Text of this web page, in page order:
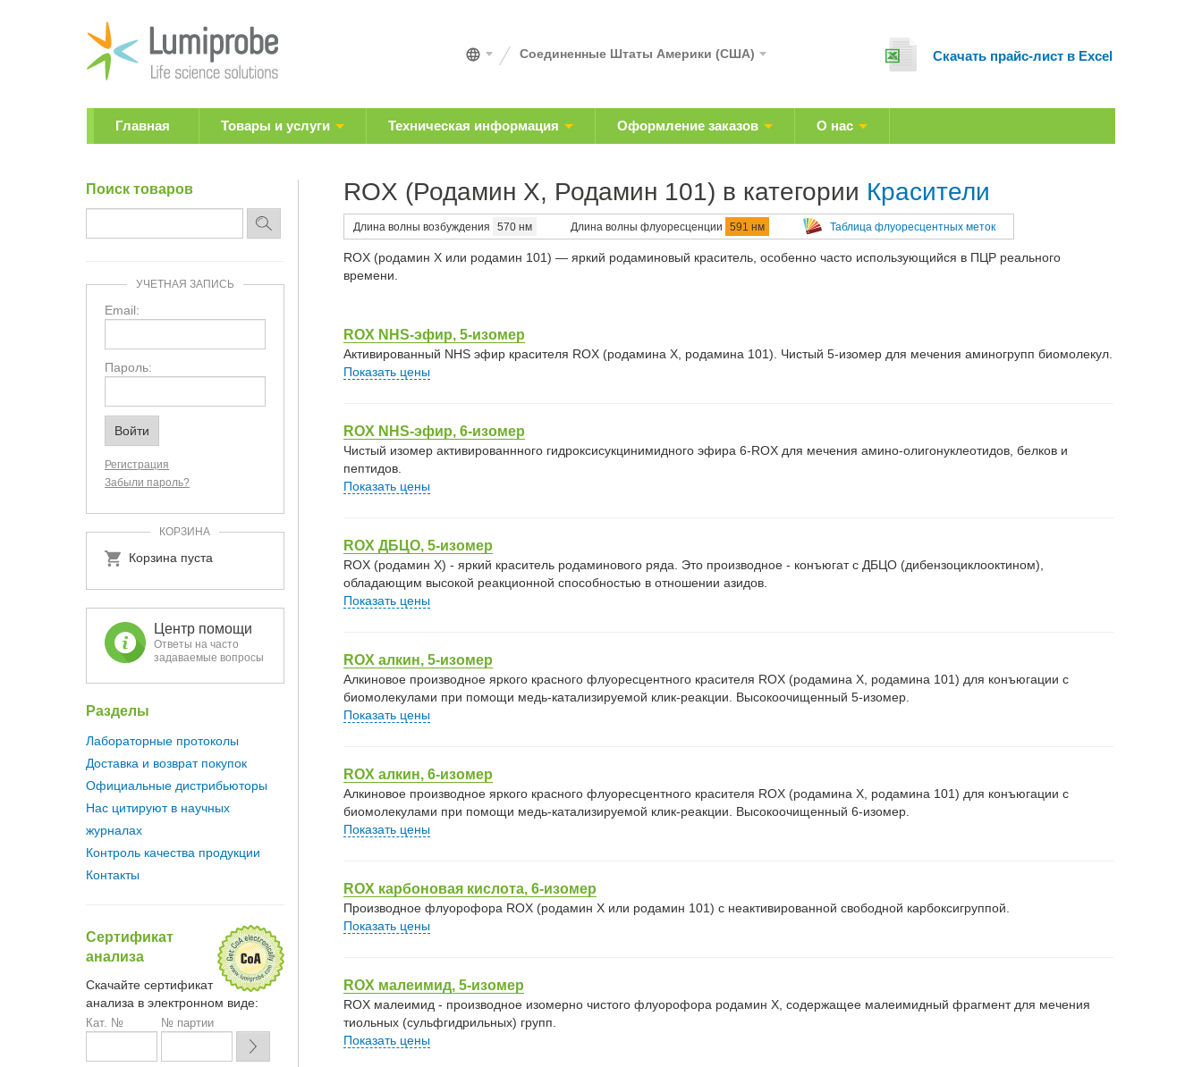
Cкачать прайс-лист в Excel
Соединенные Штаты Америки (США)
Главная Товары и услуги Техническая информация Оформление заказов О нас
ROX (Родамин X, Родамин 101) в категории Красители
Длина волны возбуждения 570 нм Длина волны флуоресценции 591 нм Таблица флуоресцентных меток
ROX (родамин X или родамин 101) — яркий родаминовый краситель, особенно часто использующийся в ПЦР реального
времени.
ROX NHS-эфир, 5-изомер
Активированный NHS эфир красителя ROX (родамина X, родамина 101). Чистый 5-изомер для мечения аминогрупп биомолекул.
Показать цены
ROX NHS-эфир, 6-изомер
Чистый изомер активированнного гидроксисукцинимидного эфира 6-ROX для мечения амино-олигонуклеотидов, белков и
пептидов.
Показать цены
ROX ДБЦО, 5-изомер
ROX (родамин X) - яркий краситель родаминового ряда. Это производное - конъюгат с ДБЦО (дибензоциклооктином),
обладающим высокой реакционной способностью в отношении азидов.
Показать цены
ROX алкин, 5-изомер
Алкиновое производное яркого красного флуоресцентного красителя ROX (родамина X, родамина 101) для конъюгации с
биомолекулами при помощи медь-катализируемой клик-реакции. Высокоочищенный 5-изомер.
Показать цены
ROX алкин, 6-изомер
Алкиновое производное яркого красного флуоресцентного красителя ROX (родамина X, родамина 101) для конъюгации с
биомолекулами при помощи медь-катализируемой клик-реакции. Высокоочищенный 6-изомер.
Показать цены
ROX карбоновая кислота, 6-изомер
Производное флуорофора ROX (родамин X или родамин 101) с неактивированной свободной карбоксигруппой.
Показать цены
ROX малеимид, 5-изомер
ROX малеимид - производное изомерно чистого флуорофора родамин X, содержащее малеимидный фрагмент для мечения
тиольных (сульфгидрильных) групп.
Показать цены
Поиск товаров
УЧЕТНАЯ ЗАПИСЬ
Email:
Пароль:
Регистрация
Забыли пароль?
КОРЗИНА
Корзина пуста
Центр помощи
Ответы на часто
задаваемые вопросы
Разделы
Лабораторные протоколы
Доставка и возврат покупок
Официальные дистрибьюторы
Нас цитируют в научных
журналах
Контроль качества продукции
Контакты
Сертификат
анализа
Скачайте сертификат
анализа в электронном виде:
Кат. № № партии